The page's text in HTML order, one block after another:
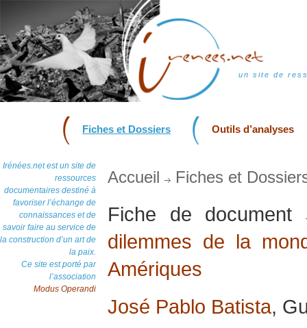
un site de
Fiches et Dossiers Outils d’analyses
Irénées.net est un site de
ressources
documentaires destiné à
favoriser l’échange de
connaissances et de
savoir faire au service de
la construction d’un art de
la paix.
Ce site est porté par
l’association
Modus Operandi
Accueil Fiches et
Fiche de document
dilemmes de la
Amériques
José Pablo Batista,